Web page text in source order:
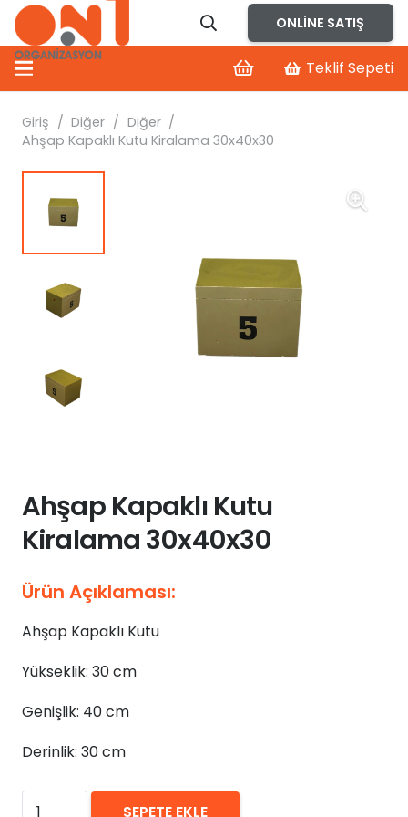
ONLINE SATIŞ
Teklif Sepeti
Giriş / Diğer / Diğer /
Ahşap Kapaklı Kutu Kiralama 30x40x30
Ahşap Kapaklı Kutu
Kiralama 30x40x30
Ürün Açıklaması:
Ahşap Kapaklı Kutu
Yükseklik: 30 cm
Genişlik: 40 cm
Derinlik: 30 cm
₺0,00
Ahşap
SEPETE EKLE